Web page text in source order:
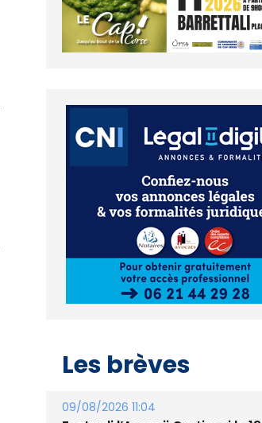
Les brèves
09/08/2026 11:04